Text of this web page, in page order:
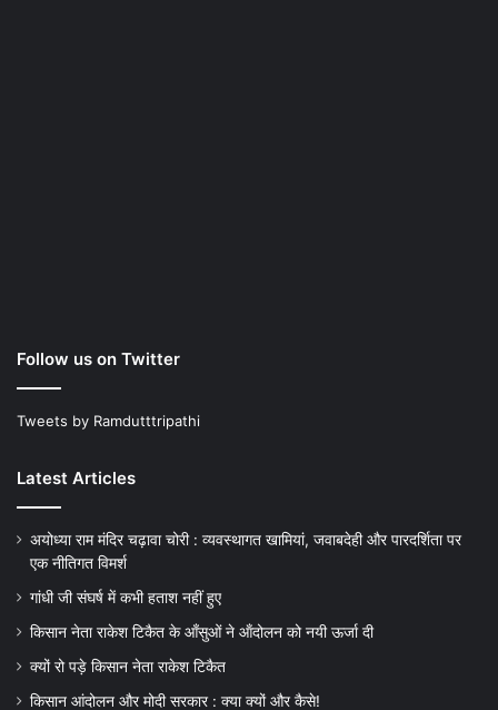
Follow us on Twitter
Tweets by Ramdutttripathi
Latest Articles
अयोध्या राम मंदिर चढ़ावा चोरी : व्यवस्थागत खामियां, जवाबदेही और पारदर्शिता पर
एक नीतिगत विमर्श
गांधी जी संघर्ष में कभी हताश नहीं हुए
किसान नेता राकेश टिकैत के आँसुओं ने ऑंदोलन को नयी ऊर्जा दी
क्यों रो पड़े किसान नेता राकेश टिकैत
किसान आंदोलन और मोदी सरकार : क्या क्यों और कैसे!